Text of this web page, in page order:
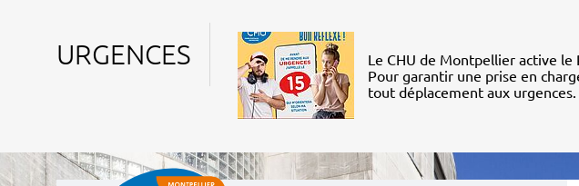
URGENCES
Le CHU de Montpellier active le
Pour garantir une prise en
tout déplacement aux urgences.